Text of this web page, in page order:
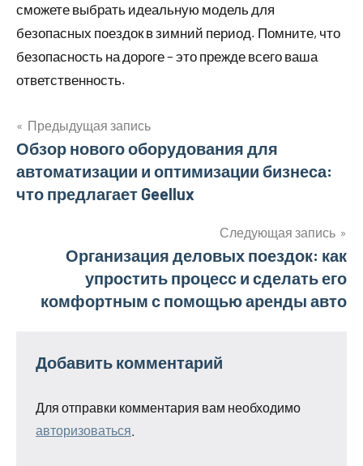
сможете выбрать идеальную модель для
безопасных поездок в зимний период. Помните, что
безопасность на дороге – это прежде всего ваша
ответственность.
Навигация
по
Предыдущая запись
Обзор нового оборудования для
автоматизации и оптимизации бизнеса:
что предлагает Geellux
Следующая запись
Организация деловых поездок: как
упростить процесс и сделать его
комфортным с помощью аренды авто
Добавить комментарий
Для отправки комментария вам необходимо
авторизоваться